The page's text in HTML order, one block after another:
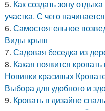
5. Как создать зону
участка. С чего
6. Самостоятельное
Виды крыш
7. Садовая беседка из
8. Какая появится
Новинки красивых
Выбора для удобного и
9. Кровать в дизайне